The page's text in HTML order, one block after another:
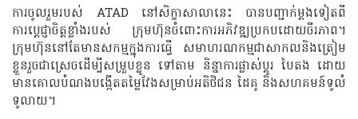
ការចូលរួមរបស់ ATAD នៅសិក្ខាសាលានេះ បានបញ្ជាក់ម្ដងទៀតពី
ការប្តេជ្ញាចិត្តខ្លាំងរបស់ ក្រុមហ៊ុនចំពោះការអភិវឌ្ឍប្រកបដោយចីរភាព។
ក្រុមហ៊ុននៅតែមានសកម្មក្នុងការធ្វើ សមាហរណកម្មជាសាកលនិងត្រៀម
ខ្លួនរួចជាស្រេចដើម្បីសម្រួបខ្លូន ទៅតាម និន្នាការផ្លាស់ប្តូរ បៃតង ដោយ
មានគោលបំណងបង្កើតតម្លៃវែងសម្រាប់អតិថិជន ដៃគូ និងសហគមន៍ទូលំ
ទូលាយ។